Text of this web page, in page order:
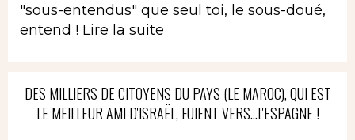
"sous-entendus" que seul toi, le sous-doué,
entend ! Lire la suite
DES MILLIERS DE CITOYENS DU PAYS (LE MAROC), QUI EST
LE MEILLEUR AMI D'ISRAËL, FUIENT VERS...L'ESPAGNE !